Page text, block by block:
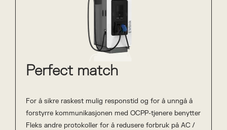
Perfect match
For å sikre raskest mulig responstid og for å unngå å
forstyrre kommunikasjonen med OCPP-tjenere benytter
Fleks andre protokoller for å redusere forbruk på AC /